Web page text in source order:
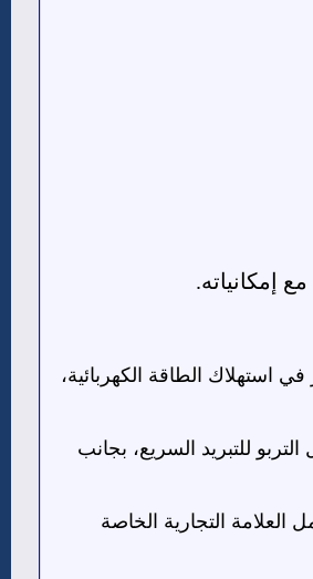
إمكانياته.
استهلاك الطاقة الكهربائية،
للتبريد السريع، بجانب
التجارية الخاصة